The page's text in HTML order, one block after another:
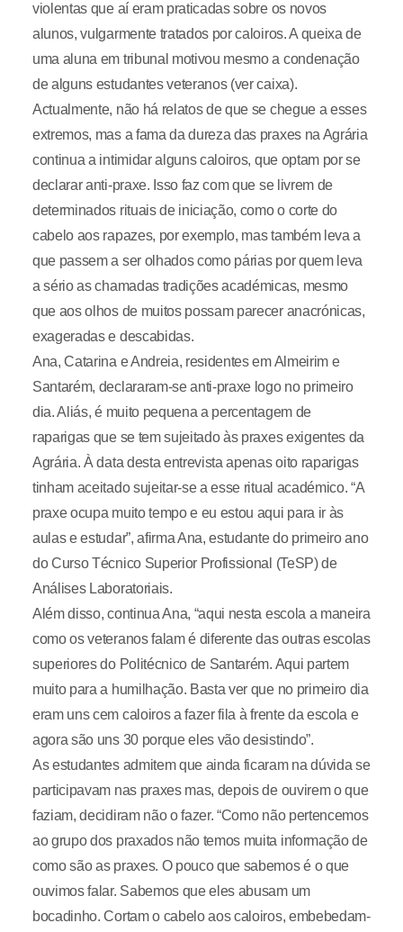
violentas que aí eram praticadas sobre os novos
alunos, vulgarmente tratados por caloiros. A queixa de
uma aluna em tribunal motivou mesmo a condenação
de alguns estudantes veteranos (ver caixa).
Actualmente, não há relatos de que se chegue a esses
extremos, mas a fama da dureza das praxes na Agrária
continua a intimidar alguns caloiros, que optam por se
declarar anti-praxe. Isso faz com que se livrem de
determinados rituais de iniciação, como o corte do
cabelo aos rapazes, por exemplo, mas também leva a
que passem a ser olhados como párias por quem leva
a sério as chamadas tradições académicas, mesmo
que aos olhos de muitos possam parecer anacrónicas,
exageradas e descabidas.
Ana, Catarina e Andreia, residentes em Almeirim e
Santarém, declararam-se anti-praxe logo no primeiro
dia. Aliás, é muito pequena a percentagem de
raparigas que se tem sujeitado às praxes exigentes da
Agrária. À data desta entrevista apenas oito raparigas
tinham aceitado sujeitar-se a esse ritual académico. “A
praxe ocupa muito tempo e eu estou aqui para ir às
aulas e estudar”, afirma Ana, estudante do primeiro ano
do Curso Técnico Superior Profissional (TeSP) de
Análises Laboratoriais.
Além disso, continua Ana, “aqui nesta escola a maneira
como os veteranos falam é diferente das outras escolas
superiores do Politécnico de Santarém. Aqui partem
muito para a humilhação. Basta ver que no primeiro dia
eram uns cem caloiros a fazer fila à frente da escola e
agora são uns 30 porque eles vão desistindo”.
As estudantes admitem que ainda ficaram na dúvida se
participavam nas praxes mas, depois de ouvirem o que
faziam, decidiram não o fazer. “Como não pertencemos
ao grupo dos praxados não temos muita informação de
como são as praxes. O pouco que sabemos é o que
ouvimos falar. Sabemos que eles abusam um
bocadinho. Cortam o cabelo aos caloiros, embebedam-